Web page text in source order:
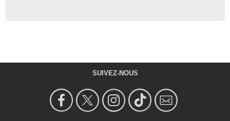
SUIVEZ-NOUS